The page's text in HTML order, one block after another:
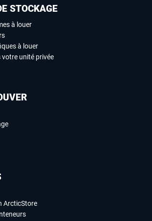
STOCKAGE
à louer
à louer
unité privée
ArcticStore